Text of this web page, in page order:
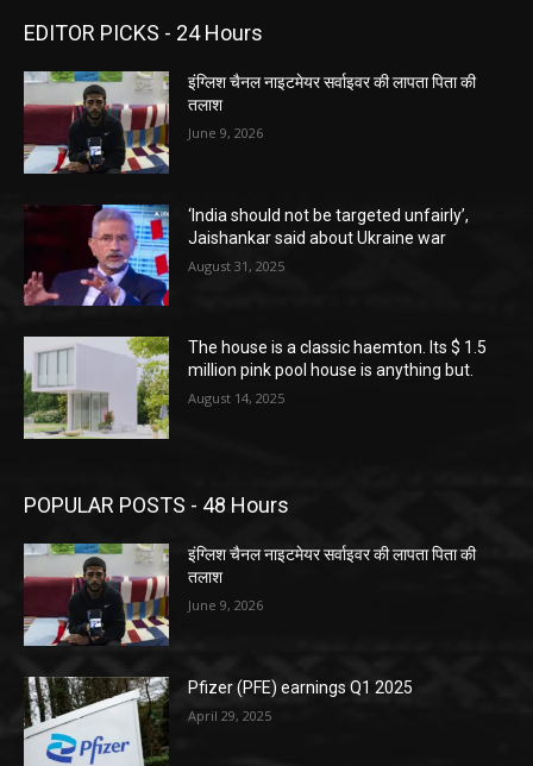
EDITOR PICKS - 24 Hours
इंग्लिश चैनल नाइटमेयर सर्वाइवर की लापता पिता की
तलाश
June 9, 2026
‘India should not be targeted unfairly’,
Jaishankar said about Ukraine war
August 31, 2025
The house is a classic haemton. Its $ 1.5
million pink pool house is anything but.
August 14, 2025
POPULAR POSTS - 48 Hours
इंग्लिश चैनल नाइटमेयर सर्वाइवर की लापता पिता की
तलाश
June 9, 2026
Pfizer (PFE) earnings Q1 2025
April 29, 2025